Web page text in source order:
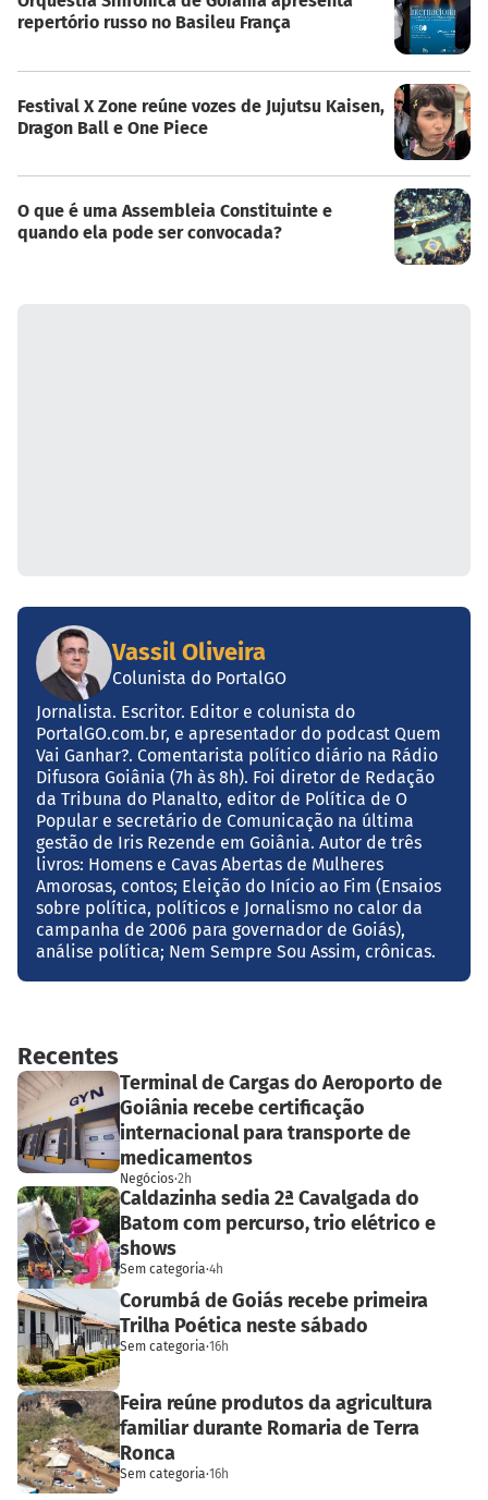
repertório russo no Basileu França
Festival X Zone reúne vozes de Jujutsu Kaisen,
Dragon Ball e One Piece
O que é uma Assembleia Constituinte e
quando ela pode ser convocada?
Vassil Oliveira
Colunista do PortalGO
Jornalista. Escritor. Editor e colunista do
PortalGO.com.br, e apresentador do podcast Quem
Vai Ganhar?. Comentarista político diário na Rádio
Difusora Goiânia (7h às 8h). Foi diretor de Redação
da Tribuna do Planalto, editor de Política de O
Popular e secretário de Comunicação na última
gestão de Iris Rezende em Goiânia. Autor de três
livros: Homens e Cavas Abertas de Mulheres
Amorosas, contos; Eleição do Início ao Fim (Ensaios
sobre política, políticos e Jornalismo no calor da
campanha de 2006 para governador de Goiás),
análise política; Nem Sempre Sou Assim, crônicas.
Recentes
Terminal de Cargas do Aeroporto de
Goiânia recebe certificação
internacional para transporte de
medicamentos
Negócios·2h
Caldazinha sedia 2ª Cavalgada do
Batom com percurso, trio elétrico e
shows
Sem categoria·4h
Corumbá de Goiás recebe primeira
Trilha Poética neste sábado
Sem categoria·16h
Feira reúne produtos da agricultura
familiar durante Romaria de Terra
Ronca
Sem categoria·16h